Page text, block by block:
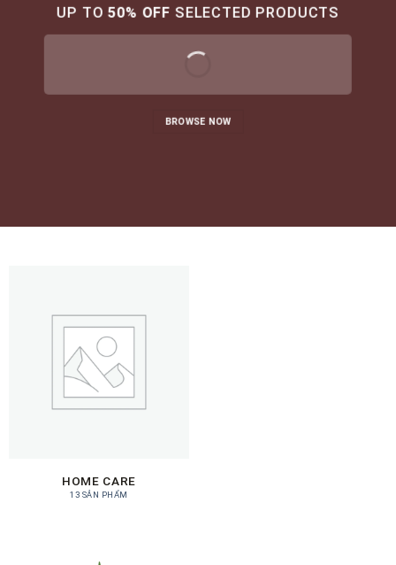
UP TO50% OFF SELECTED PRODUCTS
BROWSE NOW
HOME CARE
13 SẢN PHẨM